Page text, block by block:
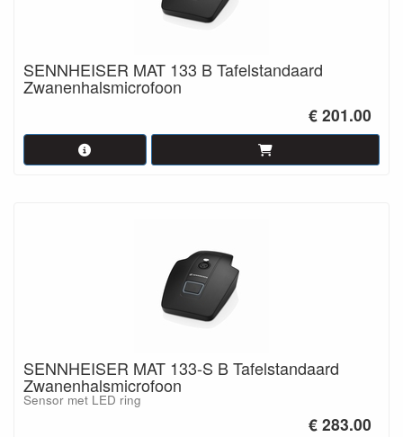
SENNHEISER MAT 133 B Tafelstandaard
Zwanenhalsmicrofoon
€ 201.00
SENNHEISER MAT 133-S B Tafelstandaard
Zwanenhalsmicrofoon
Sensor met LED ring
€ 283.00